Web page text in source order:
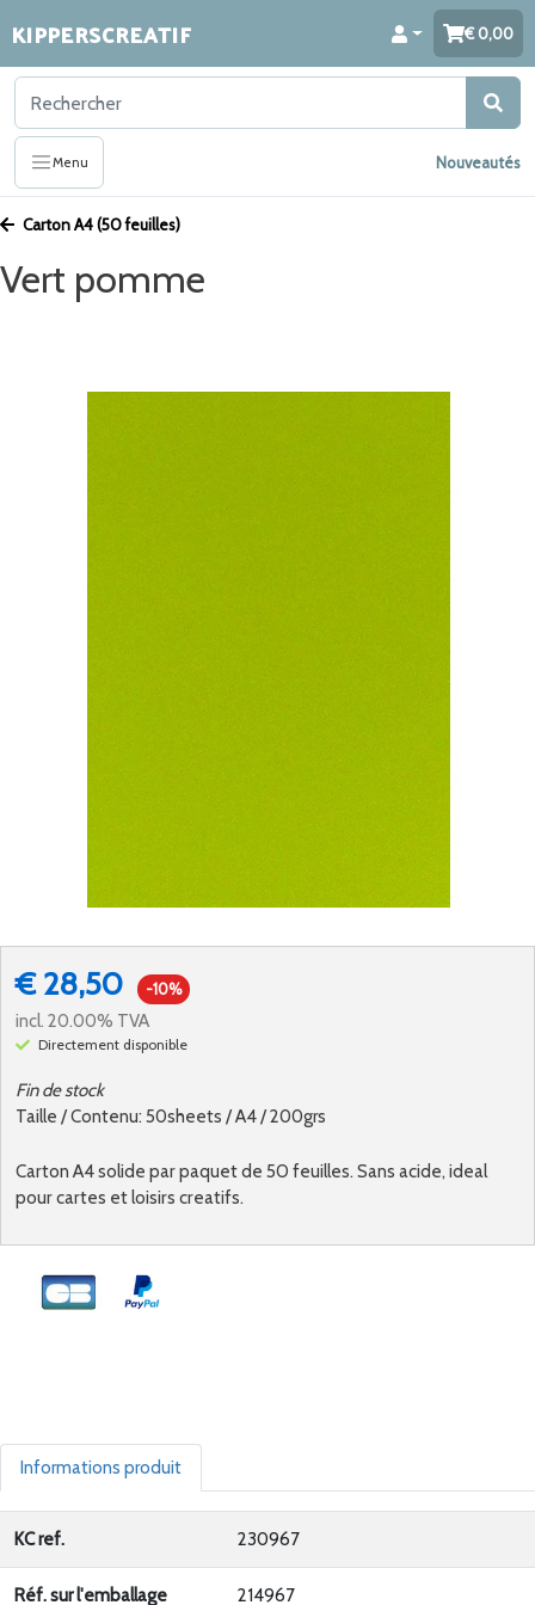
KIPPERSCREATIF 0,00
Menu Nouveautés
Carton A4 (50 feuilles)
Vert pomme
Taille / Contenu: 50sheets / A4 / 200grs
Fin de stock
€ 28,50 -10%
incl. 20.00% TVA
Directement disponible
Carton A4 solide par paquet de 50 feuilles. Sans acide, ideal
pour cartes et loisirs creatifs.
Informations produit
KC ref. 230967
Réf. sur l'emballage 214967